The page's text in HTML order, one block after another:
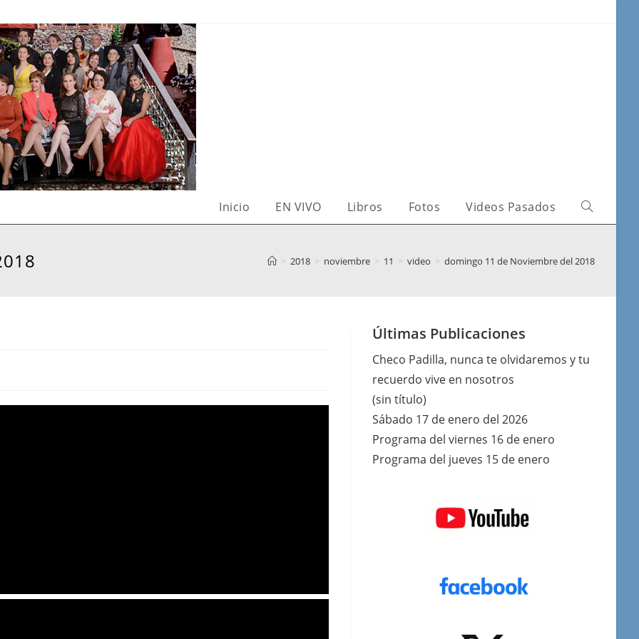
Inicio EN VIVO Libros Fotos Videos Pasados
> 2018 > noviembre > 11 > video > domingo 11 de Noviembre del 2018
Últimas Publicaciones
Checo Padilla, nunca te olvidaremos y tu
recuerdo vive en nosotros
(sin título)
Sábado 17 de enero del 2026
Programa del viernes 16 de enero
Programa del jueves 15 de enero